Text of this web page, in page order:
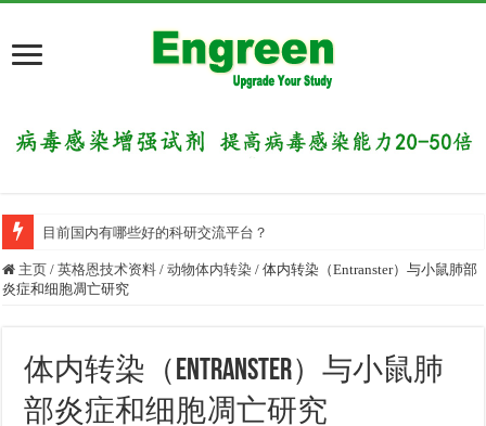
目前国内有哪些好的科研交流平台？
主页 / 英格恩技术资料 / 动物体内转染 / 体内转染（Entranster）与小鼠肺部
炎症和细胞凋亡研究
体内转染（Entranster）与小鼠肺
部炎症和细胞凋亡研究